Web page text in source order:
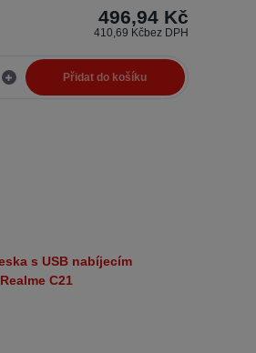
496,94 Kč
410,69 Kčbez DPH
Přidat do košíku